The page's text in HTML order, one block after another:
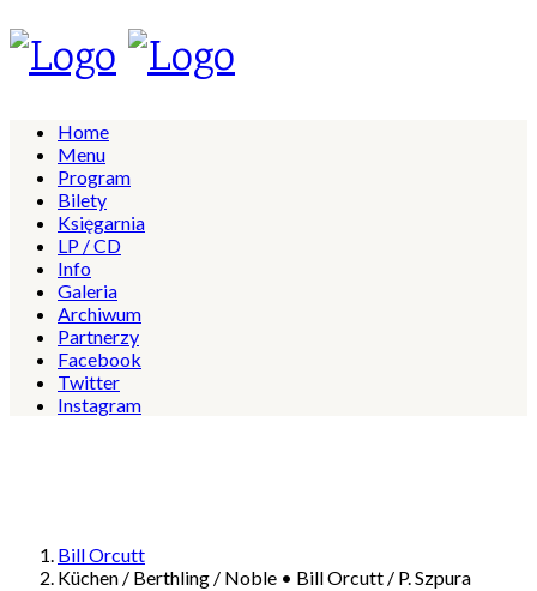
Home
Menu
Program
Bilety
Księgarnia
LP / CD
Info
Galeria
Archiwum
Partnerzy
Facebook
Twitter
Instagram
Bill Orcutt
Küchen / Berthling / Noble • Bill Orcutt / P. Szpura